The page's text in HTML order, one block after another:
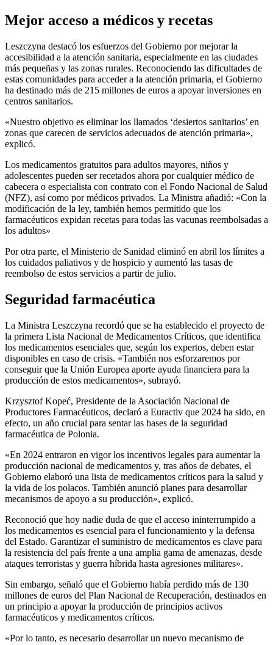
Mejor acceso a médicos y recetas
Leszczyna destacó los esfuerzos del Gobierno por mejorar la
accesibilidad a la atención sanitaria, especialmente en las ciudades
más pequeñas y las zonas rurales. Reconociendo las dificultades de
estas comunidades para acceder a la atención primaria, el Gobierno
ha destinado más de 215 millones de euros a apoyar inversiones en
centros sanitarios.
«Nuestro objetivo es eliminar los llamados ‘desiertos sanitarios’ en
zonas que carecen de servicios adecuados de atención primaria»,
explicó.
Los medicamentos gratuitos para adultos mayores, niños y
adolescentes pueden ser recetados ahora por cualquier médico de
cabecera o especialista con contrato con el Fondo Nacional de Salud
(NFZ), así como por médicos privados. La Ministra añadió: «Con la
modificación de la ley, también hemos permitido que los
farmacéuticos expidan recetas para todas las vacunas reembolsadas a
los adultos»
Por otra parte, el Ministerio de Sanidad eliminó en abril los límites a
los cuidados paliativos y de hospicio y aumentó las tasas de
reembolso de estos servicios a partir de julio.
Seguridad farmacéutica
La Ministra Leszczyna recordó que se ha establecido el proyecto de
la primera Lista Nacional de Medicamentos Críticos, que identifica
los medicamentos esenciales que, según los expertos, deben estar
disponibles en caso de crisis. «También nos esforzaremos por
conseguir que la Unión Europea aporte ayuda financiera para la
producción de estos medicamentos», subrayó.
Krzysztof Kopeć, Presidente de la Asociación Nacional de
Productores Farmacéuticos, declaró a Euractiv que 2024 ha sido, en
efecto, un año crucial para sentar las bases de la seguridad
farmacéutica de Polonia.
«En 2024 entraron en vigor los incentivos legales para aumentar la
producción nacional de medicamentos y, tras años de debates, el
Gobierno elaboró una lista de medicamentos críticos para la salud y
la vida de los polacos. También anunció planes para desarrollar
mecanismos de apoyo a su producción», explicó.
Reconoció que hoy nadie duda de que el acceso ininterrumpido a
los medicamentos es esencial para el funcionamiento y la defensa
del Estado. Garantizar el suministro de medicamentos es clave para
la resistencia del país frente a una amplia gama de amenazas, desde
ataques terroristas y guerra híbrida hasta agresiones militares».
Sin embargo, señaló que el Gobierno había perdido más de 130
millones de euros del Plan Nacional de Recuperación, destinados en
un principio a apoyar la producción de principios activos
farmacéuticos y medicamentos críticos.
«Por lo tanto, es necesario desarrollar un nuevo mecanismo de